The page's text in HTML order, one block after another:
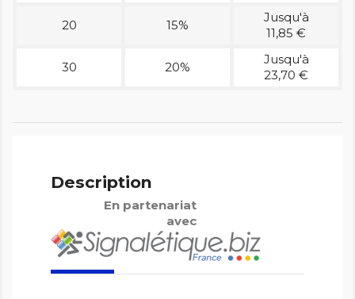
20 15%
Jusqu'à
11,85 €
30 20%
Jusqu'à
23,70 €
Description
En partenariat
avec